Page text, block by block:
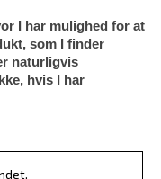
I har mulighed for at
som I finder
naturligvis
hvis I har